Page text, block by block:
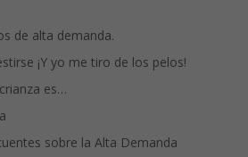
de alta demanda.
¡Y yo me tiro de los pelos!
es…
sobre la Alta Demanda